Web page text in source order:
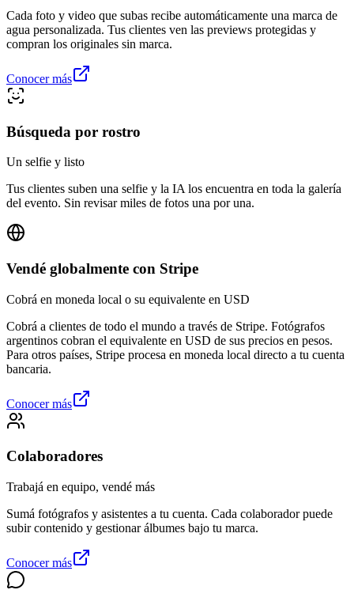
Cada foto y video que subas recibe automáticamente una marca de
agua personalizada. Tus clientes ven las previews protegidas y
compran los originales sin marca.
Conocer más
Búsqueda por rostro
Un selfie y listo
Tus clientes suben una selfie y la IA los encuentra en toda la galería
del evento. Sin revisar miles de fotos una por una.
Vendé globalmente con Stripe
Cobrá en moneda local o su equivalente en USD
Cobrá a clientes de todo el mundo a través de Stripe. Fotógrafos
argentinos cobran el equivalente en USD de sus precios en pesos.
Para otros países, Stripe procesa en moneda local directo a tu cuenta
bancaria.
Conocer más
Colaboradores
Trabajá en equipo, vendé más
Sumá fotógrafos y asistentes a tu cuenta. Cada colaborador puede
subir contenido y gestionar álbumes bajo tu marca.
Conocer más